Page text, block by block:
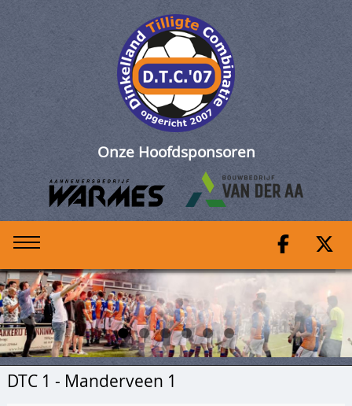
DTC 1 - Manderveen 1
Onze Hoofdsponsoren
DTC 1 - Manderveen 1